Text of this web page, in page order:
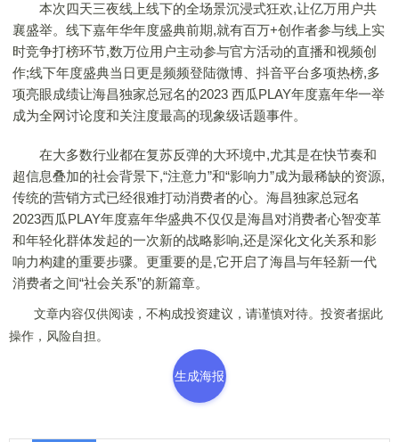
本次四天三夜线上线下的全场景沉浸式狂欢,让亿万用户共
襄盛举。线下嘉年华年度盛典前期,就有百万+创作者参与线上实
时竞争打榜环节,数万位用户主动参与官方活动的直播和视频创
作;线下年度盛典当日更是频频登陆微博、抖音平台多项热榜,多
项亮眼成绩让海昌独家总冠名的2023 西瓜PLAY年度嘉年华一举
成为全网讨论度和关注度最高的现象级话题事件。
在大多数行业都在复苏反弹的大环境中,尤其是在快节奏和
超信息叠加的社会背景下,“注意力”和“影响力”成为最稀缺的资源,
传统的营销方式已经很难打动消费者的心。海昌独家总冠名
2023西瓜PLAY年度嘉年华盛典不仅仅是海昌对消费者心智变革
和年轻化群体发起的一次新的战略影响,还是深化文化关系和影
响力构建的重要步骤。更重要的是,它开启了海昌与年轻新一代
消费者之间“社会关系”的新篇章。
文章内容仅供阅读，不构成投资建议，请谨慎对待。投资者据此
操作，风险自担。
生成海报